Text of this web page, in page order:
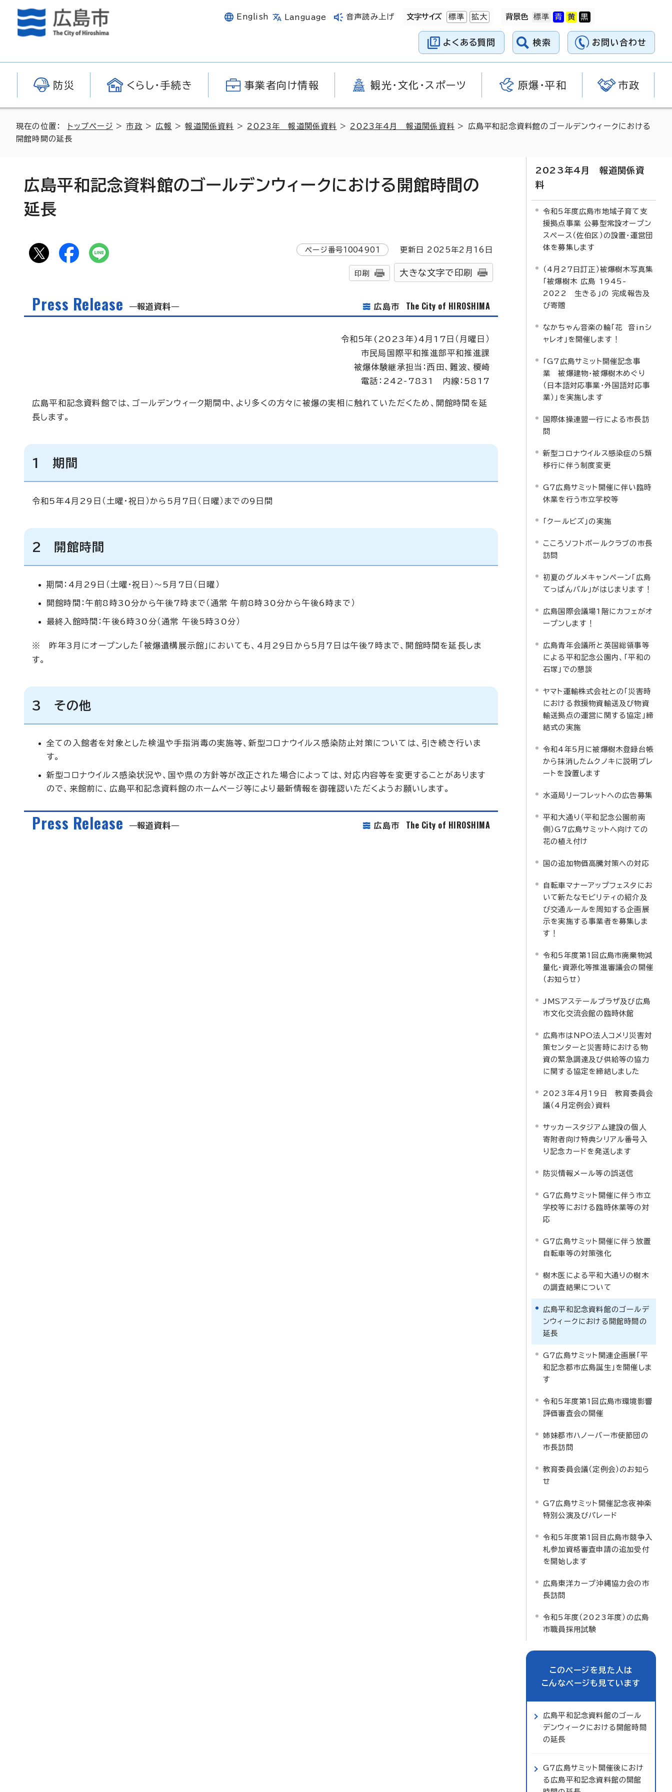
English Language 音声読み上げ 文字サイズ 標準 拡大 背景色
よくある質問 検索 お問い合わせ
防災 くらし・手続き 事業者向け情報 観光・文化・スポーツ 原爆・平和 市政
現在の位置： トップページ >市政 > 広報 >報道関係資料 > 2023年 報道関係資料 > 2023年4月 報道関係資料 > 広島平和記念資料館のゴールデンウィークにおける
開館時間の延長
広島平和記念資料館のゴールデンウィークにおける開館時間の
延長
ページ番号1004901 更新日 2025年2月 16 日
印刷 大きな文字で印刷
Press Release 報道資料 広島市 The City of HIROSHIMA
令和5年(2023年)4月17日（月曜日）
市民局国際平和推進部平和推進課
被爆体験継承担当：西田、難波、榎崎
電話：242-7831 内線：5817
広島平和記念資料館では、ゴールデンウィーク期間中、より多くの方々に被爆の実相に触れていただくため、開館時間を延
長します。
1 期間
令和5年4月29日（土曜・祝日）から5月7日（日曜）までの9日間
2 開館時間
期間：4月29日（土曜・祝日）～5月7日（日曜）
開館時間：午前8時30分から午後7時まで（通常 午前8時30分から午後6時まで）
最終入館時間：午後6時30分（通常 午後5時30分）
※ 昨年3月にオープンした「被爆遺構展示館」においても、4月29日から5月7日は午後7時まで、開館時間を延長しま
す。
3 その他
全ての入館者を対象とした検温や手指消毒の実施等、新型コロナウイルス感染防止対策については、引き続き行いま
す。
新型コロナウイルス感染状況や、国や県の方針等が改正された場合によっては、対応内容等を変更することがあります
ので、来館前に、広島平和記念資料館のホームページ等により最新情報を御確認いただくようお願いします。
Press Release 報道資料 広島市 The City of HIROSHIMA
2023年4月 報道関係資
料
令和5年度広島市地域子育て支
援拠点事業 公募型常設オープン
スペース（佐伯区）の設置・運営団
体を募集します
（4月27日訂正）被爆樹木写真集
「被爆樹木 広島 1945-
2022 生きる」の 完成報告及
び寄贈
なかちゃん音楽の輪「花 音inシ
ャレオ」を開催します！
「G7広島サミット開催記念事
業 被爆建物・被爆樹木めぐり
（日本語対応事業・外国語対応事
業）」を実施します
国際体操連盟一行による市長訪
問
新型コロナウイルス感染症の5類
移行に伴う制度変更
G7広島サミット開催に伴い臨時
休業を行う市立学校等
「クールビズ」の実施
こころソフトボールクラブの市長
訪問
初夏のグルメキャンペーン「広島
てっぱんバル」がはじまります！
広島国際会議場1階にカフェがオ
ープンします！
広島青年会議所と英国総領事等
による平和記念公園内、「平和の
石塚」での懇談
ヤマト運輸株式会社との「災害時
における救援物資輸送及び物資
輸送拠点の運営に関する協定」締
結式の実施
令和4年5月に被爆樹木登録台帳
から抹消したムクノキに説明プレ
ートを設置します
水道局リーフレットへの広告募集
平和大通り（平和記念公園前南
側）G7広島サミットへ向けての
花の植え付け
国の追加物価高騰対策への対応
自転車マナーアップフェスタにお
いて新たなモビリティの紹介及
び交通ルールを周知する企画展
示を実施する事業者を募集しま
す！
令和5年度第1回広島市廃棄物減
量化・資源化等推進審議会の開催
（お知らせ）
JMSアステールプラザ及び広島
市文化交流会館の臨時休館
広島市はNPO法人コメリ災害対
策センターと災害時における物
資の緊急調達及び供給等の協力
に関する協定を締結しました
2023年4月19日 教育委員会
議（4月定例会）資料
サッカースタジアム建設の個人
寄附者向け特典シリアル番号入
り記念カードを発送します
防災情報メール等の誤送信
G7広島サミット開催に伴う市立
学校等における臨時休業等の対
応
G7広島サミット開催に伴う放置
自転車等の対策強化
樹木医による平和大通りの樹木
の調査結果について
広島平和記念資料館のゴールデ
ンウィークにおける開館時間の
延長
G7広島サミット関連企画展「平
和記念都市広島誕生」を開催しま
す
令和5年度第1回広島市環境影響
評価審査会の開催
姉妹都市ハノーバー市使節団の
市長訪問
教育委員会議（定例会）のお知ら
せ
G7広島サミット開催記念夜神楽
特別公演及びパレード
令和5年度第1回目広島市競争入
札参加資格審査申請の追加受付
を開始します
広島東洋カープ沖縄協力会の市
長訪問
令和5年度（2023年度）の広島
市職員採用試験
このページを見た人は
こんなページも見ています
広島平和記念資料館のゴール
デンウィークにおける開館時間
の延長
G7広島サミット開催後におけ
る広島平和記念資料館の開館